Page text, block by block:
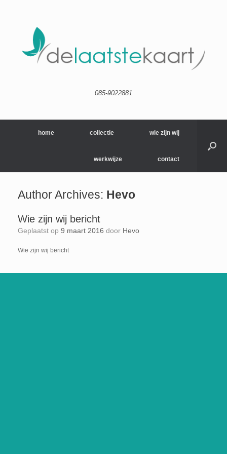
085-9022881
home collectie wie zijn wij
werkwijze contact
Author Archives: Hevo
Wie zijn wij bericht
Geplaatst op 9 maart 2016 door Hevo
Wie zijn wij bericht